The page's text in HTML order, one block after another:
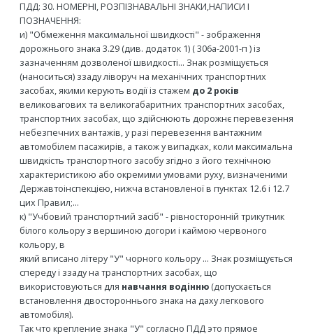
ПДД: 30. НОМЕРНІ, РОЗПІЗНАВАЛЬНІ ЗНАКИ,НАПИСИ І
ПОЗНАЧЕННЯ:
и) "Обмеження максимальної швидкості" - зображення
дорожнього знака 3.29 (див. додаток 1) ( 306а-2001-п ) із
зазначенням дозволеної швидкості... Знак розміщується
(наноситься) ззаду ліворуч на механічних транспортних
засобах, якими керують водії із стажем до 2 років
великовагових та великогабаритних транспортних засобах,
транспортних засобах, що здійснюють дорожнє перевезення
небезпечних вантажів, у разі перевезення вантажним
автомобілем пасажирів, а також у випадках, коли максимальна
швидкість транспортного засобу згідно з його технічною
характеристикою або окремими умовами руху, визначеними
Державтоінспекцією, нижча встановленої в пунктах 12.6 і 12.7
цих Правил;...
к) "Учбовий транспортний засіб" - рівносторонній трикутник
білого кольору з вершиною догори і каймою червоного
кольору, в
який вписано літеру "У" чорного кольору ... Знак розміщується
спереду і ззаду на транспортних засобах, що
використовуються для навчання водінню (допускається
встановлення двостороннього знака на даху легкового
автомобіля).
Так что крепление знака "У" согласно ПДД это прямое